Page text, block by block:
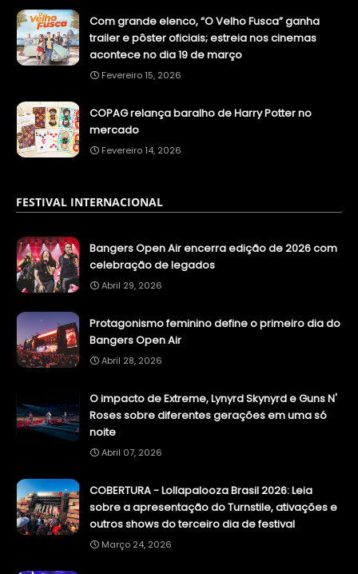
Com grande elenco, “O Velho Fusca” ganha
trailer e pôster oficiais; estreia nos cinemas
acontece no dia 19 de março
Fevereiro 15, 2026
COPAG relança baralho de Harry Potter no
mercado
Fevereiro 14, 2026
FESTIVAL INTERNACIONAL
Bangers Open Air encerra edição de 2026 com
celebração de legados
Abril 29, 2026
Protagonismo feminino define o primeiro dia do
Bangers Open Air
Abril 28, 2026
O impacto de Extreme, Lynyrd Skynyrd e Guns N'
Roses sobre diferentes gerações em uma só
noite
Abril 07, 2026
COBERTURA - Lollapalooza Brasil 2026: Leia
sobre a apresentação do Turnstile, ativações e
outros shows do terceiro dia de festival
Março 24, 2026